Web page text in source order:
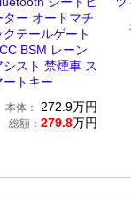
ター オートマチ
クテールゲート
BSM レーン
シスト 禁煙車 ス
ートキー
本体： 272.9万円
総額： 279.8万円